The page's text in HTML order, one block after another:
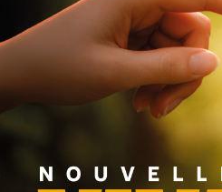
et faire réfléchir. Les
avec humour et de la belle
16 avril attirera de nombreux
une forte participation féminine